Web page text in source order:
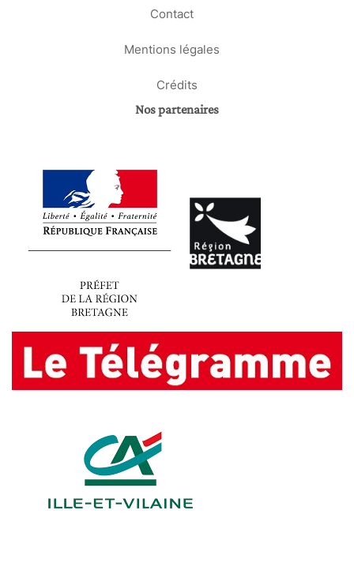
Contact
Mentions légales
Crédits
Nos partenaires